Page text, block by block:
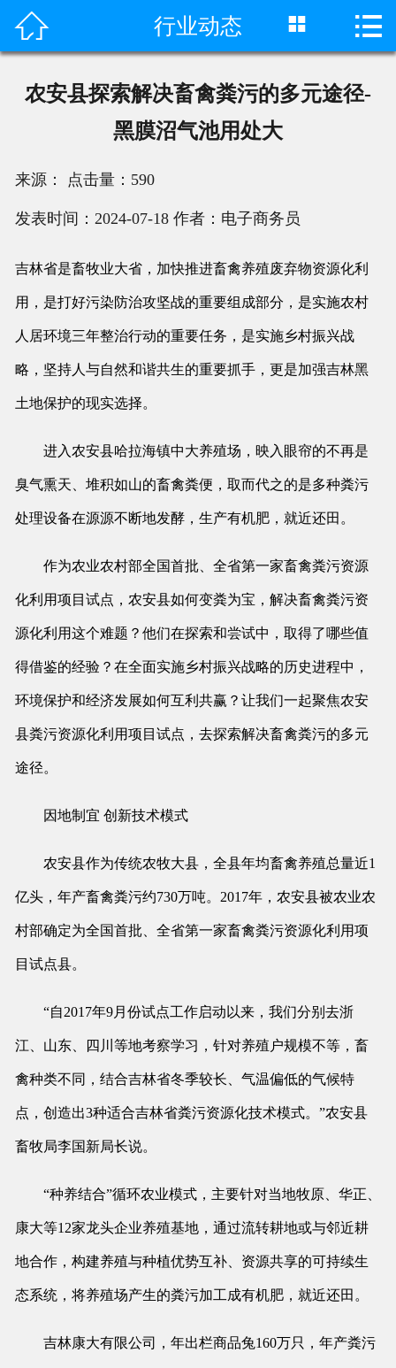
 首页
工程视频
关于我们
 行业动态  
农安县探索解决畜禽粪污的多元途径-
黑膜沼气池用处大
来源： 点击量： 590
发表时间：2024-07-18 作者：电子商务员
吉林省是畜牧业大省，加快推进畜禽养殖废弃物资源化利
用，是打好污染防治攻坚战的重要组成部分，是实施农村
人居环境三年整治行动的重要任务，是实施乡村振兴战
略，坚持人与自然和谐共生的重要抓手，更是加强吉林黑
土地保护的现实选择。
进入农安县哈拉海镇中大养殖场，映入眼帘的不再是
臭气熏天、堆积如山的畜禽粪便，取而代之的是多种粪污
处理设备在源源不断地发酵，生产有机肥，就近还田。
作为农业农村部全国首批、全省第一家畜禽粪污资源
化利用项目试点，农安县如何变粪为宝，解决畜禽粪污资
源化利用这个难题？他们在探索和尝试中，取得了哪些值
得借鉴的经验？在全面实施乡村振兴战略的历史进程中，
环境保护和经济发展如何互利共赢？让我们一起聚焦农安
县粪污资源化利用项目试点，去探索解决畜禽粪污的多元
途径。
因地制宜 创新技术模式
农安县作为传统农牧大县，全县年均畜禽养殖总量近1
亿头，年产畜禽粪污约730万吨。2017年，农安县被农业农
村部确定为全国首批、全省第一家畜禽粪污资源化利用项
目试点县。
“自2017年9月份试点工作启动以来，我们分别去浙
江、山东、四川等地考察学习，针对养殖户规模不等，畜
禽种类不同，结合吉林省冬季较长、气温偏低的气候特
点，创造出3种适合吉林省粪污资源化技术模式。”农安县
畜牧局李国新局长说。
“种养结合”循环农业模式，主要针对当地牧原、华正、
康大等12家龙头企业养殖基地，通过流转耕地或与邻近耕
地合作，构建养殖与种植优势互补、资源共享的可持续生
态系统，将养殖场产生的粪污加工成有机肥，就近还田。
吉林康大有限公司，年出栏商品兔160万只，年产粪污